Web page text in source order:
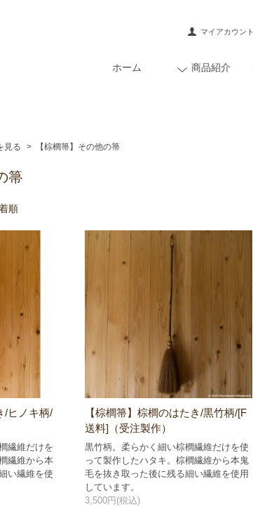
マイアカウント
ホーム 商品紹介
見る > 【棕櫚箒】その他の箒
箒
順
/ヒノキ柄/
繊維だけを
繊維から本
い繊維を使
【棕櫚箒】棕櫚のはたき/黒竹柄/[F
送料]（受注製作）
黒竹柄。柔らかく細い棕櫚繊維だけを使
って製作したハタキ。棕櫚繊維から本鬼
毛を抜き取った後に残る細い繊維を使用
しています。
3,500円(税込)